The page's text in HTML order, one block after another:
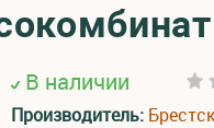
В наличии
Производитель: